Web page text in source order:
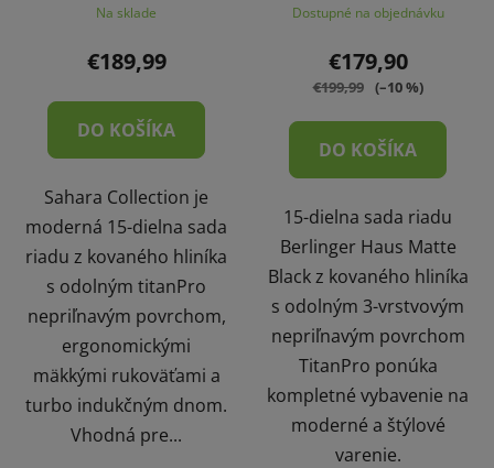
Na sklade
€189,99
DO KOŠÍKA
Sahara Collection je
moderná 15-dielna sada
riadu z kovaného hliníka
s odolným titanPro
nepriľnavým povrchom,
ergonomickými
mäkkými rukoväťami a
turbo indukčným dnom.
Vhodná pre...
Dostupné na objednávku
€179,90
€199,99 (–10 %)
DO KOŠÍKA
15-dielna sada riadu
Berlinger Haus Matte
Black z kovaného hliníka
s odolným 3-vrstvovým
nepriľnavým povrchom
TitanPro ponúka
kompletné vybavenie na
moderné a štýlové
varenie.